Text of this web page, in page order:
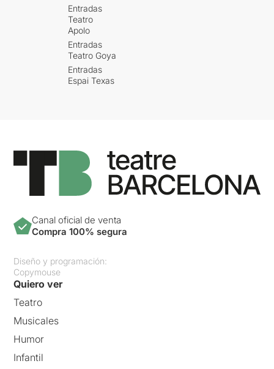
Entradas
Teatro
Apolo
Entradas
Teatro Goya
Entradas
Espai Texas
Canal oficial de venta
Compra 100% segura
Diseño y programación:
Copymouse
Quiero ver
Teatro
Musicales
Humor
Infantil